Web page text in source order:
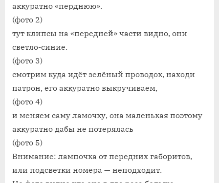
аккуратно «перднюю».
(фото 2)
тут клипсы на «передней» части видно, они
светло-синие.
(фото 3)
смотрим куда идёт зелёный проводок, находи
патрон, его аккуратно выкручиваем,
(фото 4)
и меняем саму ламочку, она маленькая поэтому
аккуратно дабы не потерялась
(фото 5)
Внимание: лампочка от передних габоритов,
или подсветки номера — неподходит.